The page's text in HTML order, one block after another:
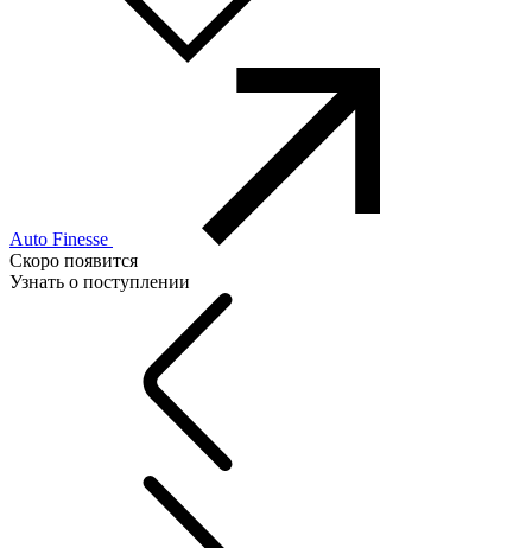
Auto Finesse
Скоро появится
Узнать о поступлении